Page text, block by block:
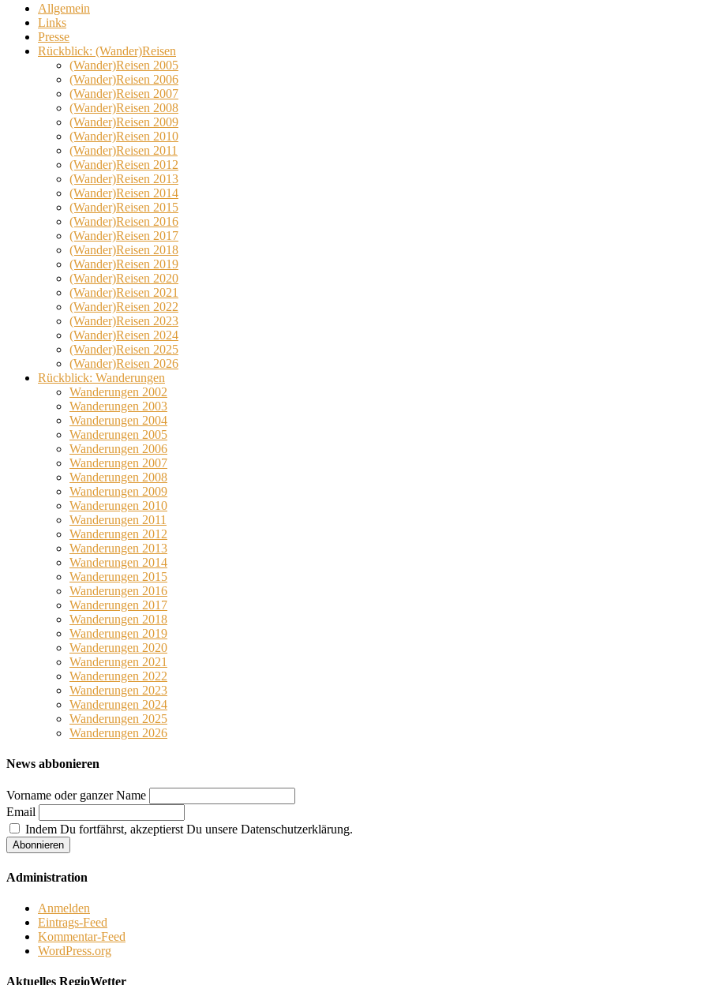
Allgemein
Links
Presse
Rückblick: (Wander)Reisen
(Wander)Reisen 2005
(Wander)Reisen 2006
(Wander)Reisen 2007
(Wander)Reisen 2008
(Wander)Reisen 2009
(Wander)Reisen 2010
(Wander)Reisen 2011
(Wander)Reisen 2012
(Wander)Reisen 2013
(Wander)Reisen 2014
(Wander)Reisen 2015
(Wander)Reisen 2016
(Wander)Reisen 2017
(Wander)Reisen 2018
(Wander)Reisen 2019
(Wander)Reisen 2020
(Wander)Reisen 2021
(Wander)Reisen 2022
(Wander)Reisen 2023
(Wander)Reisen 2024
(Wander)Reisen 2025
(Wander)Reisen 2026
Rückblick: Wanderungen
Wanderungen 2002
Wanderungen 2003
Wanderungen 2004
Wanderungen 2005
Wanderungen 2006
Wanderungen 2007
Wanderungen 2008
Wanderungen 2009
Wanderungen 2010
Wanderungen 2011
Wanderungen 2012
Wanderungen 2013
Wanderungen 2014
Wanderungen 2015
Wanderungen 2016
Wanderungen 2017
Wanderungen 2018
Wanderungen 2019
Wanderungen 2020
Wanderungen 2021
Wanderungen 2022
Wanderungen 2023
Wanderungen 2024
Wanderungen 2025
Wanderungen 2026
News abbonieren
Vorname oder ganzer Name
Email
Indem Du fortfährst, akzeptierst Du unsere Datenschutzerklärung.
Administration
Anmelden
Eintrags-Feed
Kommentar-Feed
WordPress.org
Aktuelles RegioWetter